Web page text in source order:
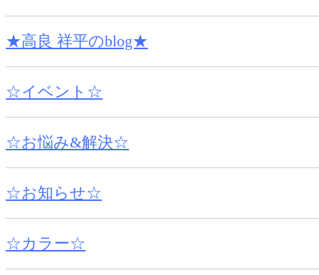
★高良 祥平のblog★
☆イベント☆
☆お悩み&解決☆
☆お知らせ☆
☆カラー☆